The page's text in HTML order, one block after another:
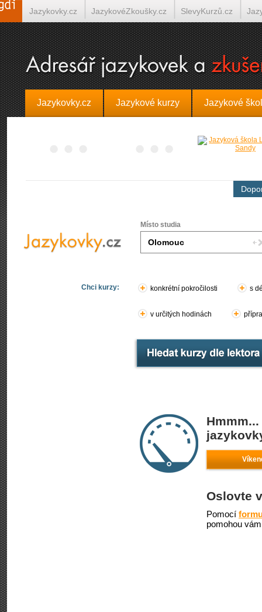
Jazykovky.cz Jazykové kurzy Jazykové
Místo studia
Chci kurzy: konkrétní pokročilosti s
v určitých hodinách
Oslovte
Pomocí
pomohou
Jazykovky.cz JazykovéZkoušky.cz SlevyKurzů.cz
Španělština on-line Italština on-line Tlumočení-